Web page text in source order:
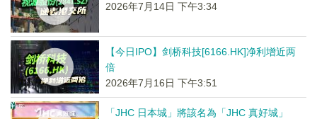
2026年7月14日 下午3:34
【今日IPO】剑桥科技[6166.HK]净利增近两
倍
2026年7月16日 下午3:51
「JHC 日本城」將該名為「JHC 真好城」